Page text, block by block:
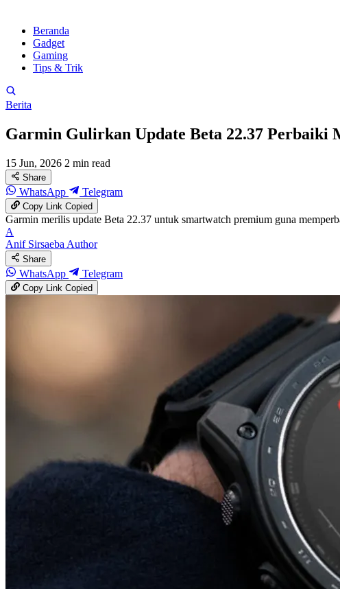
Beranda
Gadget
Gaming
Tips & Trik
Berita
Garmin Gulirkan Update Beta 22.37 Perbaiki
15 Jun, 2026 2 min read
Share
WhatsApp Telegram
Copy LinkCopied
Garmin merilis update Beta 22.37 untuk smartwatch premium guna
A
Anif SirsaebaAuthor
Share
WhatsApp Telegram
Copy LinkCopied